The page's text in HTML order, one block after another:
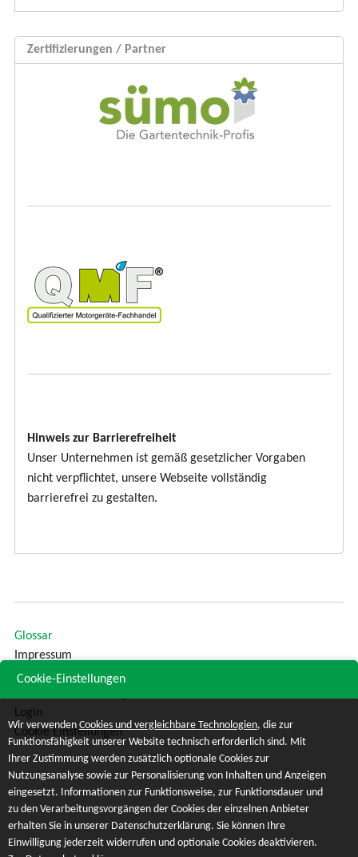
Zertifizierungen / Partner
Hinweis zur Barrierefreiheit
Unser Unternehmen ist gemäß gesetzlicher Vorgaben
nicht verpflichtet, unsere Webseite vollständig
barrierefrei zu gestalten.
Glossar
Impressum
Sitemap
Login
Cookie Einstellungen
Cookie-Einstellungen
Wir verwenden Cookies und vergleichbare Technologien, die zur
Funktionsfähigkeit unserer Website technisch erforderlich sind. Mit
Ihrer Zustimmung werden zusätzlich optionale Cookies zur
Nutzungsanalyse sowie zur Personalisierung von Inhalten und Anzeigen
eingesetzt. Informationen zur Funktionsweise, zur Funktionsdauer und
zu den Verarbeitungsvorgängen der Cookies der einzelnen Anbieter
erhalten Sie in unserer Datenschutzerklärung. Sie können Ihre
Einwilligung jederzeit widerrufen und optionale Cookies deaktivieren.